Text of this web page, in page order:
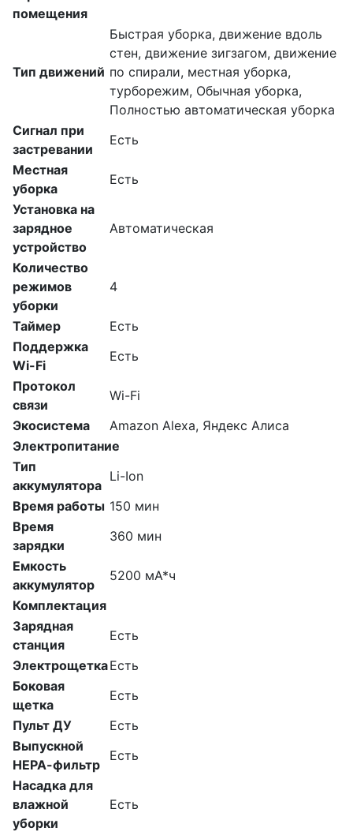
помещения
Тип движений
Быстрая уборка, движение вдоль
стен, движение зигзагом, движение
по спирали, местная уборка,
турборежим, Обычная уборка,
Полностью автоматическая уборка
Сигнал при
застревании
Есть
Местная
уборка
Есть
Установка на
зарядное
устройство
Автоматическая
Количество
режимов
уборки
4
Таймер
Есть
Поддержка
Wi-Fi
Есть
Протокол
связи
Wi-Fi
Экосистема
Amazon Alexa, Яндекс Алиса
Электропитание
Тип
аккумулятора
Li-Ion
Время работы 150 мин
Время
зарядки
360 мин
Емкость
аккумулятор
5200 мА*ч
Комплектация
Зарядная
станция
Есть
ЭлектрощеткаЕсть
Боковая
щетка
Есть
Пульт ДУ
Есть
Выпускной
НЕРА-фильтр
Есть
Насадка для
влажной
уборки
Есть